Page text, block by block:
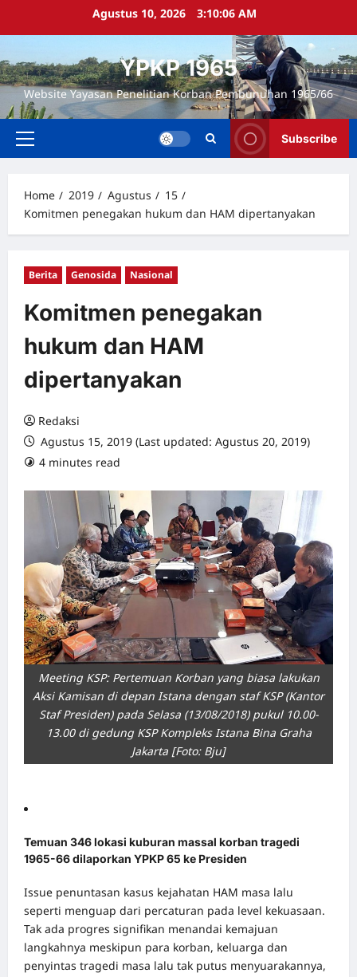
Agustus 10, 2026 3:10:07 AM
YPKP 1965
Website Yayasan Penelitian Korban Pembunuhan 1965/66
Primary
Subscribe
Home 2019 Agustus
15
Komitmen penegakan hukum dan HAM dipertanyakan
Berita Genosida Nasional
Komitmen penegakan
hukum dan HAM
dipertanyakan
Redaksi
Agustus 15, 2019 (Last updated: Agustus 20, 2019)
4 minutes read
Meeting KSP: Pertemuan Korban yang biasa lakukan
Aksi Kamisan di depan Istana dengan staf KSP (Kantor
Staf Presiden) pada Selasa (13/08/2018) pukul 10.00-
13.00 di gedung KSP Kompleks Istana Bina Graha
Jakarta [Foto: Bju]
Temuan 346 lokasi kuburan massal korban tragedi
1965-66 dilaporkan YPKP 65 ke Presiden
Issue penuntasan kasus kejahatan HAM masa lalu
seperti menguap dari percaturan pada level kekuasaan.
Tak ada progres signifikan menandai kemajuan
langkahnya meskipun para korban, keluarga dan
penyintas tragedi masa lalu tak putus menyuarakannya,